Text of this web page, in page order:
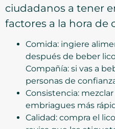
ciudadanos a tener
factores a la hora de
Comida: ingiere
después de beber
Compañía: si vas a
personas de
Consistencia:
embriagues más
Calidad: compra el